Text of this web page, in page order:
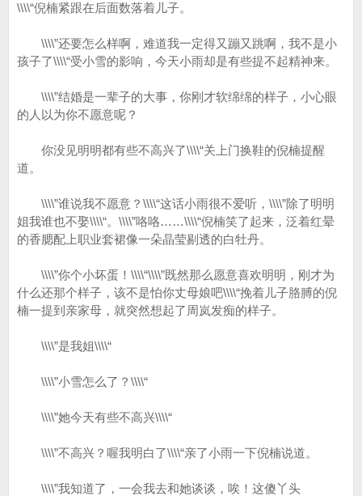
\\\\“倪楠紧跟在后面数落着儿子。
\\\\”还要怎么样啊，难道我一定得又蹦又跳啊，我不是小
孩子了\\\\“受小雪的影响，今天小雨却是有些提不起精神来。
\\\\”结婚是一辈子的大事，你刚才软绵绵的样子，小心眼
的人以为你不愿意呢？
你没见明明都有些不高兴了\\\\“关上门换鞋的倪楠提醒
道。
\\\\”谁说我不愿意？\\\\“这话小雨很不爱听，\\\\”除了明明
姐我谁也不娶\\\\“。\\\\”咯咯……\\\\“倪楠笑了起来，泛着红晕
的香腮配上职业套裙像一朵晶莹剔透的白牡丹。
\\\\”你个小坏蛋！\\\\“\\\\”既然那么愿意喜欢明明，刚才为
什么还那个样子，该不是怕你丈母娘吧\\\\“挽着儿子胳膊的倪
楠一提到亲家母，就突然想起了周岚发痴的样子。
\\\\”是我姐\\\\“
\\\\”小雪怎么了？\\\\“
\\\\”她今天有些不高兴\\\\“
\\\\”不高兴？喔我明白了\\\\“亲了小雨一下倪楠说道。
\\\\”我知道了，一会我去和她谈谈，唉！这傻丫头